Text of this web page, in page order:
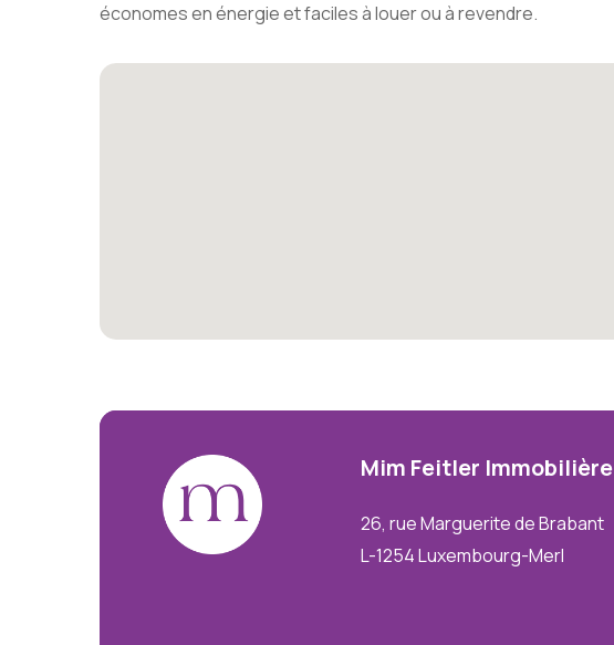
économes en énergie et faciles à louer ou à revendre.
Mim Feitler Immobilière
26, rue Marguerite de Brabant
L-1254 Luxembourg-Merl